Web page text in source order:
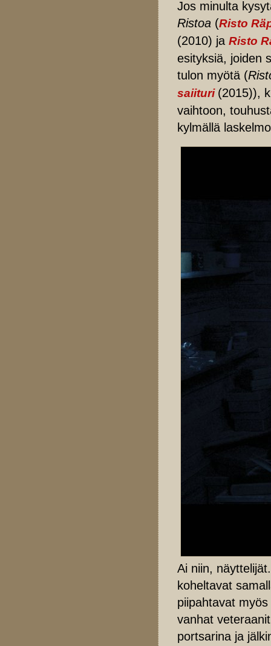
Jos minulta
Ristoa (Risto
(2010) ja Risto
esityksiä, joiden
tulon myötä (
saiituri (2015)),
vaihtoon,
kylmällä
Ai niin,
koheltavat
piipahtavat
vanhat
portsarina ja